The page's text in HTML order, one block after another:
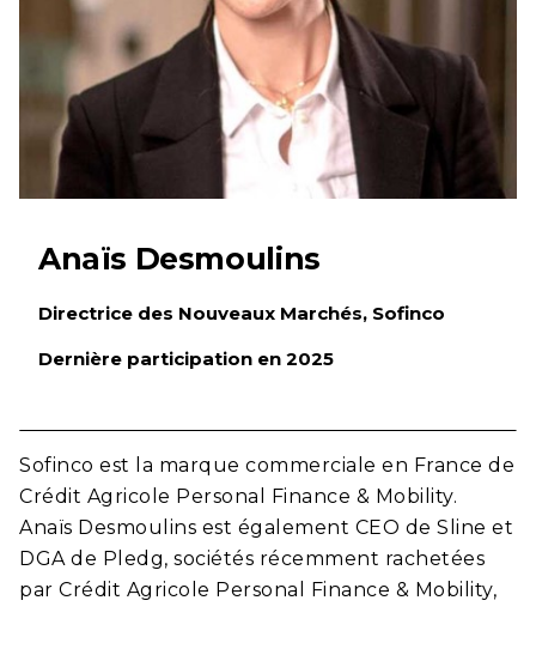
Anaïs Desmoulins
Directrice des Nouveaux Marchés, Sofinco
Dernière participation en 2025
Sofinco est la marque commerciale en France de
Crédit Agricole Personal Finance & Mobility.
Anaïs Desmoulins est également CEO de Sline et
DGA de Pledg, sociétés récemment rachetées
par Crédit Agricole Personal Finance & Mobility,